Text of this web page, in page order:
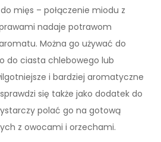
mięs – połączenie miodu z
nadaje potrawom
Można go używać do
do ciasta chlebowego lub
i bardziej aromatyczne
się także jako dodatek do
polać go na gotową
z owocami i orzechami.